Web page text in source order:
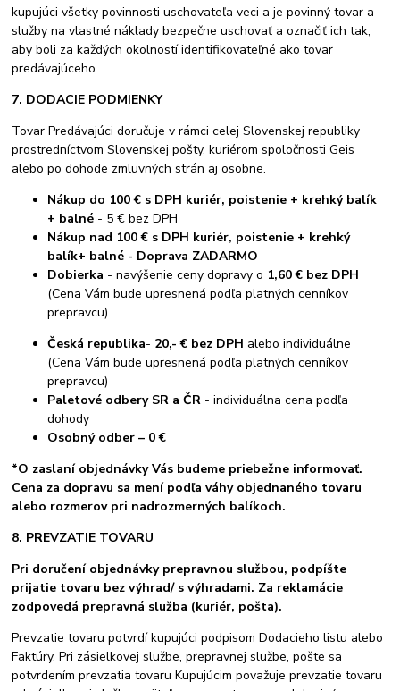
kupujúci všetky povinnosti uschovateľa veci a je povinný tovar a
služby na vlastné náklady bezpečne uschovať a označiť ich tak,
aby boli za každých okolností identifikovateľné ako tovar
predávajúceho.
7. DODACIE PODMIENKY
Tovar Predávajúci doručuje v rámci celej Slovenskej republiky
prostredníctvom Slovenskej pošty, kuriérom spoločnosti Geis
alebo po dohode zmluvných strán aj osobne.
Nákup do 100 € s DPH kuriér, poistenie + krehký balík
+ balné - 5 € bez DPH
Nákup nad 100 € s DPH kuriér, poistenie + krehký
balík+ balné - Doprava ZADARMO
Dobierka - navýšenie ceny dopravy o 1,60 € bez DPH
(Cena Vám bude upresnená podľa platných cenníkov
prepravcu)
Česká republika- 20,- € bez DPH alebo individuálne
(Cena Vám bude upresnená podľa platných cenníkov
prepravcu)
Paletové odbery SR a ČR - individuálna cena podľa
dohody
Osobný odber– 0 €
*O zaslaní objednávky Vás budeme priebežne informovať.
Cena za dopravu sa mení podľa váhy objednaného tovaru
alebo rozmerov pri nadrozmerných balíkoch.
8. PREVZATIE TOVARU
Pri doručení objednávky prepravnou službou, podpíšte
prijatie tovaru bez výhrad/ s výhradami. Za reklamácie
zodpovedá prepravná služba (kuriér, pošta).
Prevzatie tovaru potvrdí kupujúci podpisom Dodacieho listu alebo
Faktúry. Pri zásielkovej službe, prepravnej službe, pošte sa
potvrdením prevzatia tovaru Kupujúcim považuje prevzatie tovaru